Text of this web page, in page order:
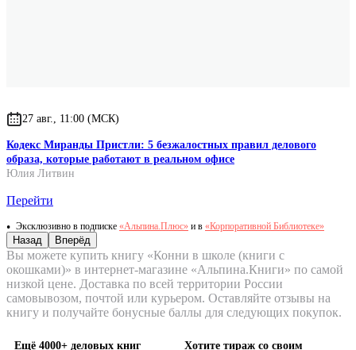
27 авг., 11:00 (МСК)
Кодекс Миранды Пристли: 5 безжалостных правил делового
образа, которые работают в реальном офисе
Юлия Литвин
Перейти
Эксклюзивно в подписке «Альпина.Плюс» и в «Корпоративной Библиотеке»
Назад Вперёд
Вы можете купить книгу «Конни в школе (книги с
окошками)» в интернет-магазине «Альпина.Книги» по самой
низкой цене. Доставка по всей территории России
самовывозом, почтой или курьером. Оставляйте отзывы на
книгу и получайте бонусные баллы для следующих покупок.
Ещё 4000+ деловых книг Хотите тираж со своим